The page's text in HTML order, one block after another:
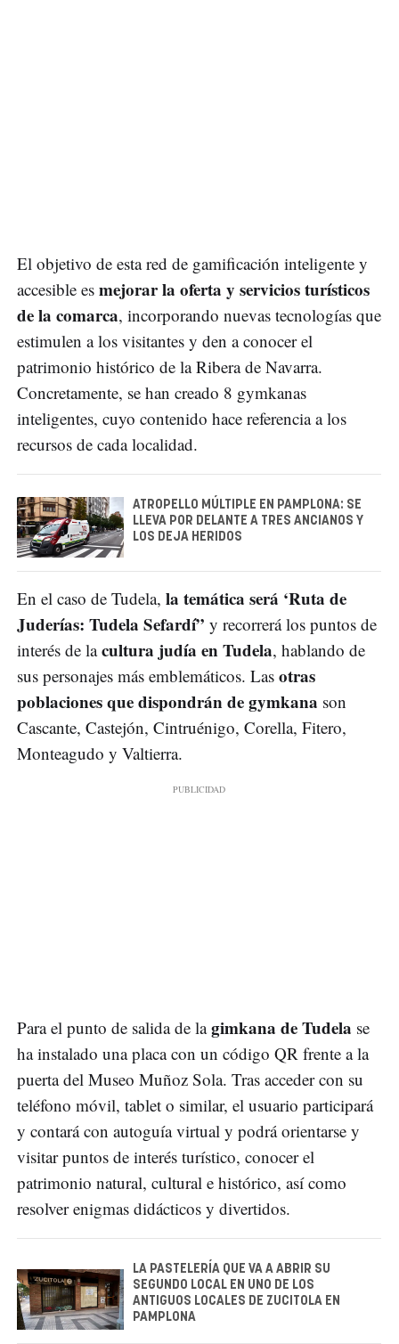
El objetivo de esta red de gamificación inteligente y
accesible es mejorar la oferta y servicios turísticos
de la comarca, incorporando nuevas tecnologías que
estimulen a los visitantes y den a conocer el
patrimonio histórico de la Ribera de Navarra.
Concretamente, se han creado 8 gymkanas
inteligentes, cuyo contenido hace referencia a los
recursos de cada localidad.
ATROPELLO MÚLTIPLE EN PAMPLONA: SE
LLEVA POR DELANTE A TRES ANCIANOS Y
LOS DEJA HERIDOS
En el caso de Tudela, la temática será ‘Ruta de
Juderías: Tudela Sefardí” y recorrerá los puntos de
interés de lacultura judía en Tudela, hablando de
sus personajes más emblemáticos. Las otras
poblaciones que dispondrán de gymkana son
Cascante, Castejón, Cintruénigo, Corella, Fitero,
Monteagudo y Valtierra.
Para el punto de salida de lagimkana de Tudela se
ha instalado una placa con un código QR frente a la
puerta del Museo Muñoz Sola. Tras acceder con su
teléfono móvil, tablet o similar, el usuario participará
y contará con autoguía virtual y podrá orientarse y
visitar puntos de interés turístico, conocer el
patrimonio natural, cultural e histórico, así como
resolver enigmas didácticos y divertidos.
LA PASTELERÍA QUE VA A ABRIR SU
SEGUNDO LOCAL EN UNO DE LOS
ANTIGUOS LOCALES DE ZUCITOLA EN
PAMPLONA